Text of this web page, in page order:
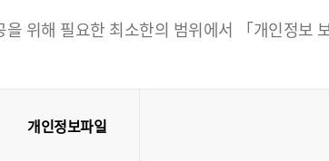
위해 필요한 최소한의 범위에서 「개인정보
개인정보파일